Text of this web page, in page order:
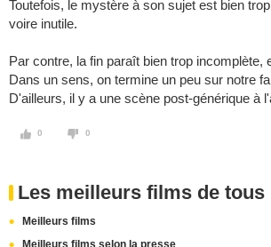
Toutefois, le mystère à son sujet est bien
voire inutile.
Par contre, la fin paraît bien trop incomplète,
Dans un sens, on termine un peu sur notre
D'ailleurs, il y a une scène post-générique à
0 0
Les meilleurs films de tous
Meilleurs films